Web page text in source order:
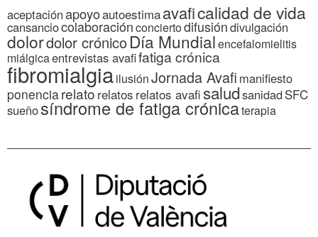
aceptaciónapoyoautoestimaavaficalidad de vida
cansanciocolaboraciónconciertodifusióndivulgación
dolordolor crónicoDía Mundialencefalomielitis
miálgicaentrevistas avafifatiga crónica
fibromialgiailusiónJornada Avafi manifiesto
ponenciarelato relatos relatos avafisaludsanidadSFC
sueñosíndrome de fatiga crónicaterapia